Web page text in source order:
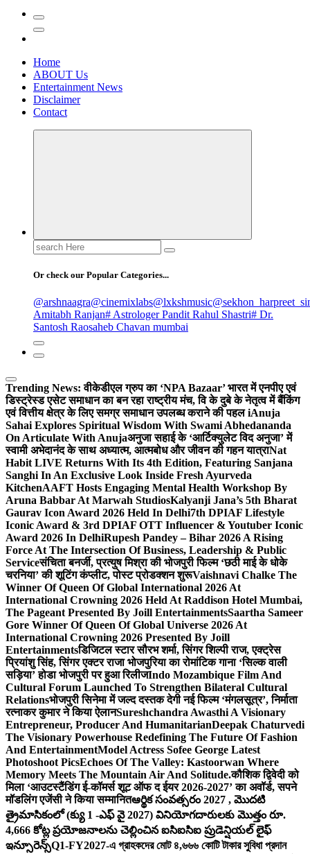
Home
ABOUT Us
Entertainment News
Disclaimer
Contact
Search
for:
Or check our Popular Categories...
@arshnaagra@cinemixlabs@lxkshmusic
Amitabh Ranjan# Astrologer Pandit Rahul Shastri# Dr.
Santosh Raosaheb Chavan mumbai
Trending News: वीकेडीएल ग्रुप का ‘NPA Bazaar’ भारत में एनपीए एवं
डिस्ट्रेस्ड एसेट समाधान का बन रहा राष्ट्रीय मंच, वि के दुबे के नेतृत्व में बैंकिंग
एवं वित्तीय क्षेत्र के लिए समग्र समाधान उपलब्ध कराने की पहल iAnuja
Sahai Explores Spiritual Wisdom With Swami Abhedananda
On Articulate With Anujaअनुजा सहाई के ‘आर्टिक्युलेट विद अनुजा’ में
स्वामी अभेदानंद के साथ अध्यात्म, आत्मबोध और जीवन की गहन यात्राNat
Habit LIVE Returns With Its 4th Edition, Featuring Sanjana
Sanghi In An Exclusive Look Inside Fresh Ayurveda
KitchenAAFT Hosts Engaging Mental Health Workshop By
Aruna Babbar At Marwah StudiosKalyanji Jana’s 5th Bharat
Gaurav Icon Award 2026 Held In Delhi7th DPIAF Lifestyle
Iconic Award & 3rd DPIAF OTT Influencer & Youtuber Iconic
Award 2026 In DelhiRupesh Pandey – Bihar 2026 A Rising
Force At The Intersection Of Business, Leadership & Public
Serviceसंचिता बनर्जी, प्रत्युष मिश्रा की भोजपुरी फिल्म ‘छठी माई के धोके
चरनिया’ की शूटिंग कंप्लीट, पोस्ट प्रोडक्शन शुरूVaishnavi Chalke The
Winner Of Queen Of Global International 2026 At
International Crowning 2026 Held At Raddison Hotel Mumbai,
The Pageant Presented By Joill EntertainmentsSaartha Sameer
Gore Winner Of Queen Of Global Universe 2026 At
International Crowning 2026 Presented By Joill
Entertainmentsडिजिटल स्टार सौरभ शर्मा, सिंगर शिल्पी राज, एक्ट्रेस
प्रियांशु सिंह, सिंगर एक्टर राजा भोजपुरिया का रोमांटिक गाना ‘सिल्क वाली
सड़िया’ होडा भोजपुरी पर हुआ रिलीजIndo Mozambique Film And
Cultural Forum Launched To Strengthen Bilateral Cultural
Relationsभोजपुरी सिनेमा में जल्द दस्तक देगी नई फिल्म ‘मंगलसूत्र’, निर्माता
रत्नाकर कुमार ने किया ऐलानSureshchandra Awasthi A Visionary
Entrepreneur, Producer And HumanitarianDeepak Chaturvedi
The Visionary Powerhouse Redefining The Future Of Fashion
And EntertainmentModel Actress Sofee George Latest
Photoshoot PicsEchoes Of The Valley: Kastoorwan Where
Memory Meets The Mountain Air And Solitude.कौशिक द्विवेदी को
मिला ‘आउटस्टैंडिंग ई-कॉमर्स शूट ऑफ द ईयर 2026-2027’ का अवॉर्ड, सपने
मॉडलिंग एजेंसी ने किया सम्मानितఆర్థిక సంవత్సరం 2027 , మొదటి
త్రైమాసికంలో (క్యు 1 -ఎఫ్ వై 2027) వినియోగదారులకు మొత్తం రూ.
4,666 కోట్ల ప్రయోజనాలను చెల్లించిన ఐసిఐసిఐ ప్రుడెన్షియల్ లైఫ్
ఇన్సూరెన్స్Q1-FY2027-এ গ্রাহকদের মোট ৪,৬৬৬ কোটি টাকার সুবিধা প্রদান